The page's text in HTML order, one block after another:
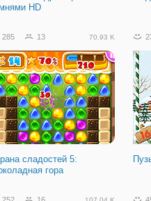
HD
285 13 70.93 K
сладостей 5:
гора
252 16